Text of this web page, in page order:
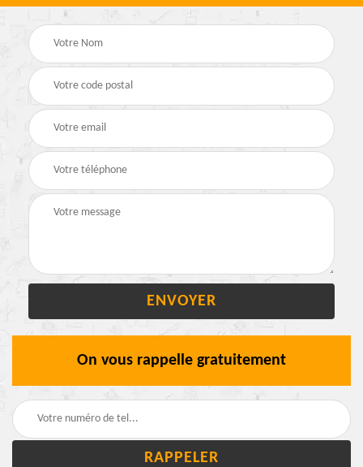
On vous rappelle gratuitement